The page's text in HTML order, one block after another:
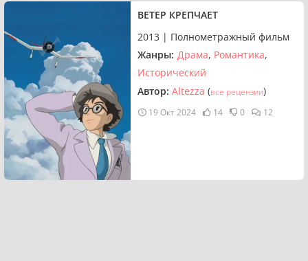
ВЕТЕР КРЕПЧАЕТ
2013 | Полнометражный фильм
Жанры: Драма Романтика
Исторический
Автор: Altezza (все рецензии)
19 Окт 2024 14 0 12